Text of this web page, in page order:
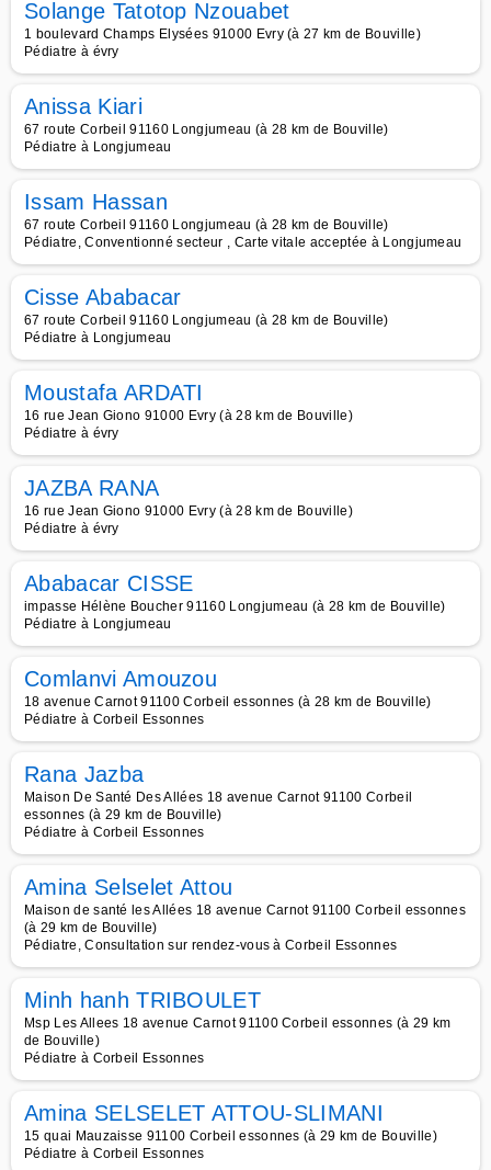
Solange Tatotop Nzouabet
1 boulevard Champs Elysées 91000 Evry (à 27 km de Bouville)
Pédiatre à évry
Anissa Kiari
67 route Corbeil 91160 Longjumeau (à 28 km de Bouville)
Pédiatre à Longjumeau
Issam Hassan
67 route Corbeil 91160 Longjumeau (à 28 km de Bouville)
Pédiatre, Conventionné secteur , Carte vitale acceptée à Longjumeau
Cisse Ababacar
67 route Corbeil 91160 Longjumeau (à 28 km de Bouville)
Pédiatre à Longjumeau
Moustafa ARDATI
16 rue Jean Giono 91000 Evry (à 28 km de Bouville)
Pédiatre à évry
JAZBA RANA
16 rue Jean Giono 91000 Evry (à 28 km de Bouville)
Pédiatre à évry
Ababacar CISSE
impasse Hélène Boucher 91160 Longjumeau (à 28 km de Bouville)
Pédiatre à Longjumeau
Comlanvi Amouzou
18 avenue Carnot 91100 Corbeil essonnes (à 28 km de Bouville)
Pédiatre à Corbeil Essonnes
Rana Jazba
Maison De Santé Des Allées 18 avenue Carnot 91100 Corbeil
essonnes (à 29 km de Bouville)
Pédiatre à Corbeil Essonnes
Amina Selselet Attou
Maison de santé les Allées 18 avenue Carnot 91100 Corbeil essonnes
(à 29 km de Bouville)
Pédiatre, Consultation sur rendez-vous à Corbeil Essonnes
Minh hanh TRIBOULET
Msp Les Allees 18 avenue Carnot 91100 Corbeil essonnes (à 29 km
de Bouville)
Pédiatre à Corbeil Essonnes
Amina SELSELET ATTOU-SLIMANI
15 quai Mauzaisse 91100 Corbeil essonnes (à 29 km de Bouville)
Pédiatre à Corbeil Essonnes